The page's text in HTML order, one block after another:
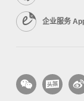
企业服务